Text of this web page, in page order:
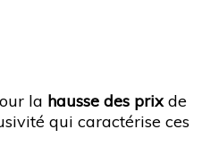
la hausse des prixde
qui caractérise ces